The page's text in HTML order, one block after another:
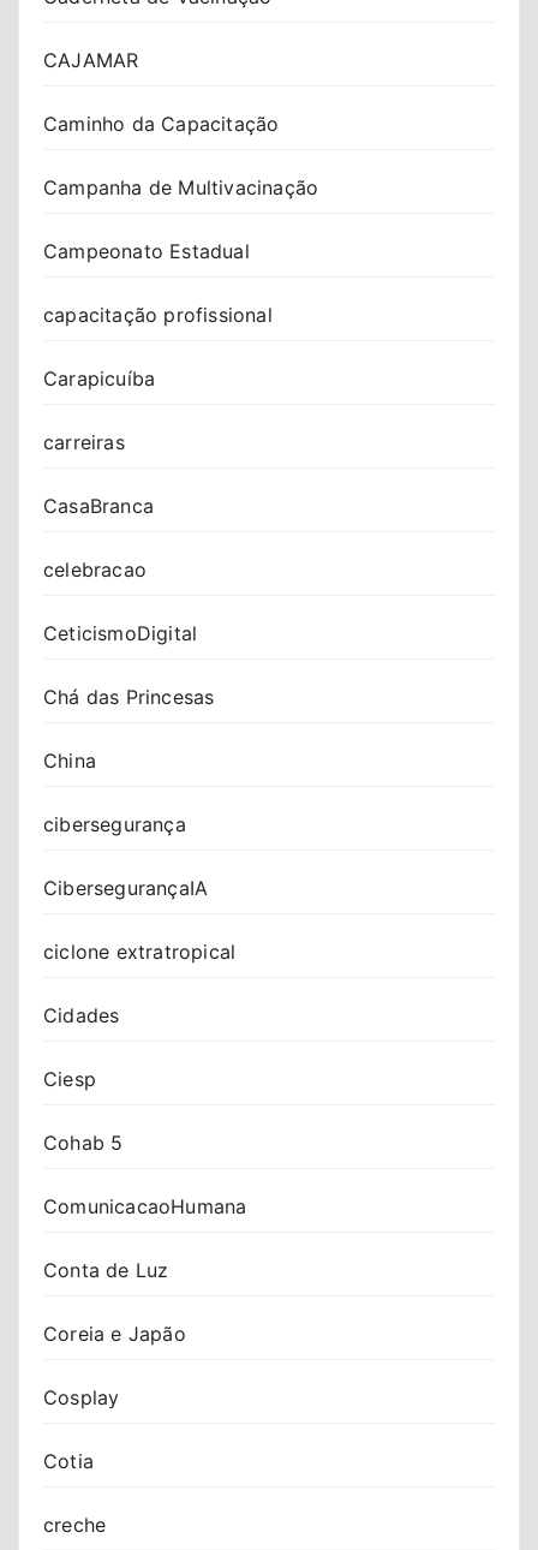
CAJAMAR
Caminho da Capacitação
Campanha de Multivacinação
Campeonato Estadual
capacitação profissional
Carapicuíba
carreiras
CasaBranca
celebracao
CeticismoDigital
Chá das Princesas
China
cibersegurança
CibersegurançaIA
ciclone extratropical
Cidades
Ciesp
Cohab 5
ComunicacaoHumana
Conta de Luz
Coreia e Japão
Cosplay
Cotia
creche